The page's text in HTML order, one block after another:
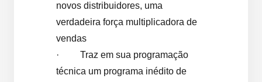
novos distribuidores, uma
verdadeira força multiplicadora de
vendas
· Traz em sua programação
técnica um programa inédito de